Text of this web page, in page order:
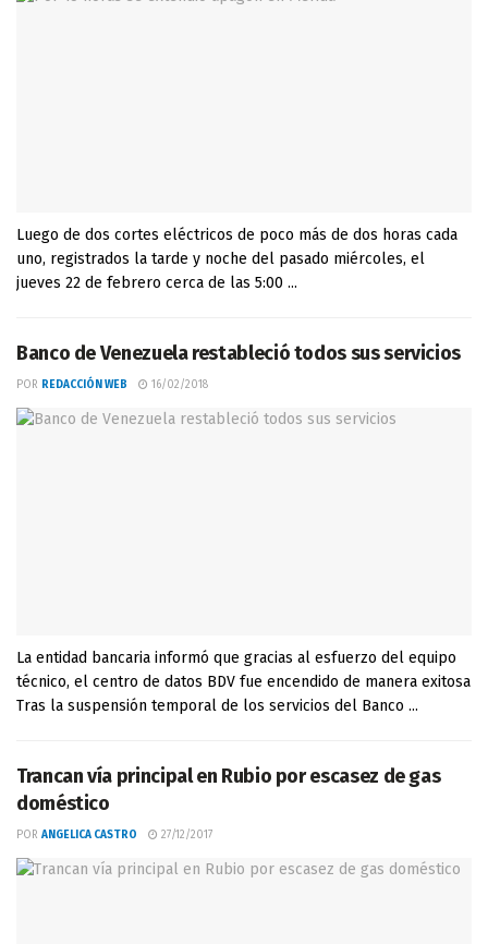
Luego de dos cortes eléctricos de poco más de dos horas cada
uno, registrados la tarde y noche del pasado miércoles, el
jueves 22 de febrero cerca de las 5:00 ...
Banco de Venezuela restableció todos sus servicios
POR REDACCIÓN WEB 16/02/2018
La entidad bancaria informó que gracias al esfuerzo del equipo
técnico, el centro de datos BDV fue encendido de manera exitosa
Tras la suspensión temporal de los servicios del Banco ...
Trancan vía principal en Rubio por escasez de gas
doméstico
POR ANGELICA CASTRO 27/12/2017